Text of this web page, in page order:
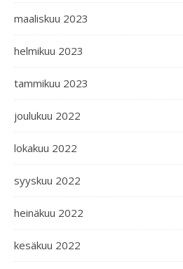
maaliskuu 2023
helmikuu 2023
tammikuu 2023
joulukuu 2022
lokakuu 2022
syyskuu 2022
heinäkuu 2022
kesäkuu 2022